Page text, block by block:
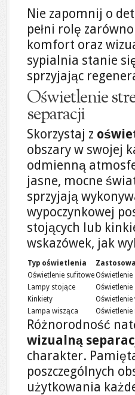
Nie zapomnij o
pełni rolę
komfort oraz
sypialnia stanie
sprzyjając
Oświetlenie
separacji
Skorzystaj z
obszary w swojej
odmienną
jasne, mocne
sprzyjają
wypoczynkowej
stojących lub
wskazówek, jak
Typ oświetlenia
Oświetlenie sufitowe
Lampy stojące
Kinkiety
Oświetlenie
Lampa wisząca
Oświetlenie
Różnorodność
wizualną
charakter.
poszczególnych
użytkowania